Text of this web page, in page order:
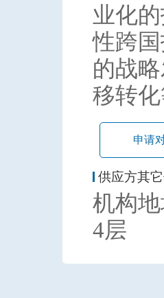
业化
性跨
的战
移转
申请
供应方其
机构
4层